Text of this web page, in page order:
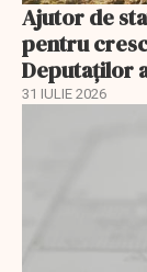
Ajutor de
pentru
Deputaților
31 IULIE 2026